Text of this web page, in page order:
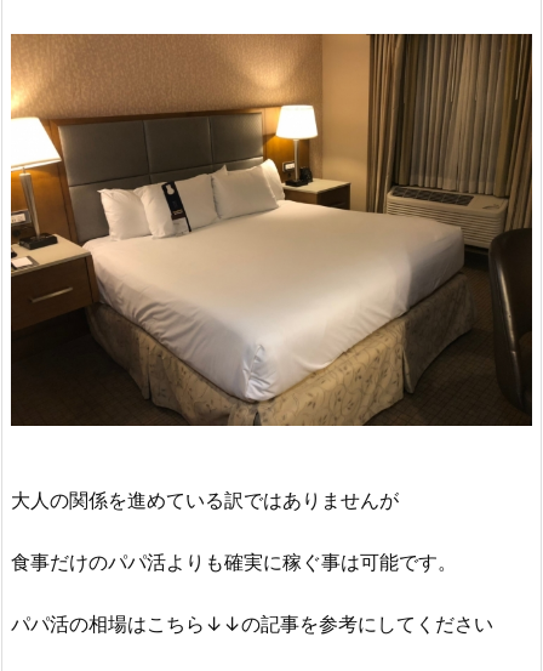
大人の関係を進めている訳ではありませんが
食事だけのパパ活よりも確実に稼ぐ事は可能です。
パパ活の相場はこちら↓↓の記事を参考にしてください